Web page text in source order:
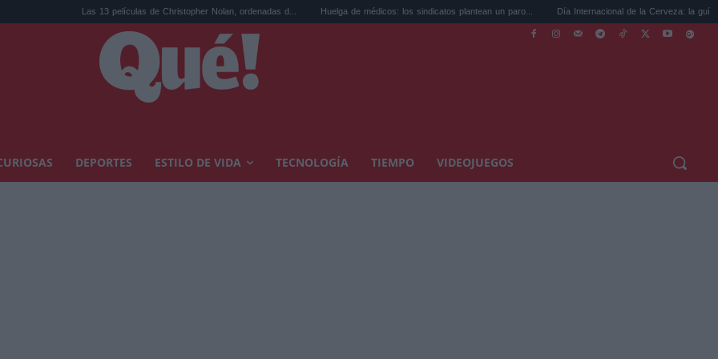
Las 13 películas de Christopher Nolan, ordenadas d... Huelga de médicos: los sindicatos plantean un paro... Día Internacional de la Cerveza: la guía para coci...
DEPORTES ESTILO DE VIDA TECNOLOGÍA TIEMPO VIDEOJUEGOS